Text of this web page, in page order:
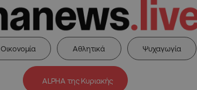
Οικονομία Αθλητικά Ψυχαγωγία
ALPHA της Κυριακής